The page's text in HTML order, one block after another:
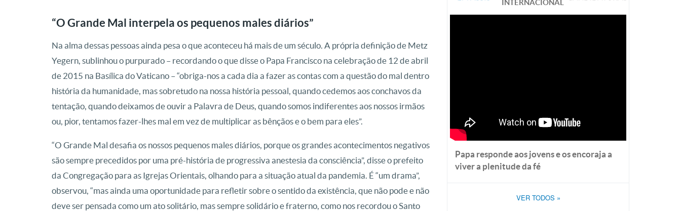
“O Grande Mal interpela os pequenos males diários”
Na alma dessas pessoas ainda pesa o que aconteceu há mais de um século. A própria definição de Metz
Yegern, sublinhou o purpurado – recordando o que disse o Papa Francisco na celebração de 12 de abril
de 2015 na Basílica do Vaticano – “obriga-nos a cada dia a fazer as contas com a questão do mal dentro
história da humanidade, mas sobretudo na nossa história pessoal, quando cedemos aos conchavos da
tentação, quando deixamos de ouvir a Palavra de Deus, quando somos indiferentes aos nossos irmãos
ou, pior, tentamos fazer-lhes mal em vez de multiplicar as bênçãos e o bem para eles”.
“O Grande Mal desafia os nossos pequenos males diários, porque os grandes acontecimentos negativos
são sempre precedidos por uma pré-história de progressiva anestesia da consciência”, disse o prefeito
da Congregação para as Igrejas Orientais, olhando para a situação atual da pandemia. É “um drama”,
observou, “mas ainda uma oportunidade para refletir sobre o sentido da existência, que não pode e não
deve ser pensada como um ato solitário, mas sempre solidário e fraterno, como nos recordou o Santo
INTERNACIONAL
Papa responde aos jovens e os encoraja a
viver a plenitude da fé
VER TODOS »